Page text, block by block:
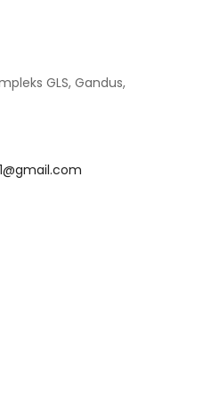
GLS, Gandus,